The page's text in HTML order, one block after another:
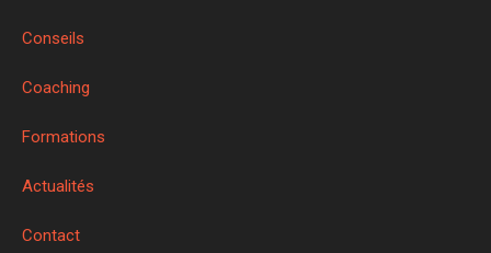
Conseils
Coaching
Formations
Actualités
Contact